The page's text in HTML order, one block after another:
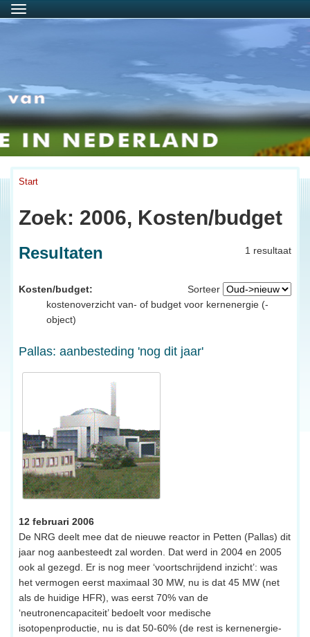
Menu
Start
Zoek: 2006, Kosten/budget
1 resultaat
Resultaten
Sorteer
Kosten/budget:
kostenoverzicht van- of budget voor kernenergie (-
object)
Pallas: aanbesteding 'nog dit jaar'
12 februari 2006
De NRG deelt mee dat de nieuwe reactor in Petten (Pallas) dit
jaar nog aanbesteedt zal worden. Dat werd in 2004 en 2005
ook al gezegd. Er is nog meer ‘voortschrijdend inzicht’: was
het vermogen eerst maximaal 30 MW, nu is dat 45 MW (net
als de huidige HFR), was eerst 70% van de
‘neutronencapaciteit’ bedoelt voor medische
isotopenproductie, nu is dat 50-60% (de rest is kernenergie-